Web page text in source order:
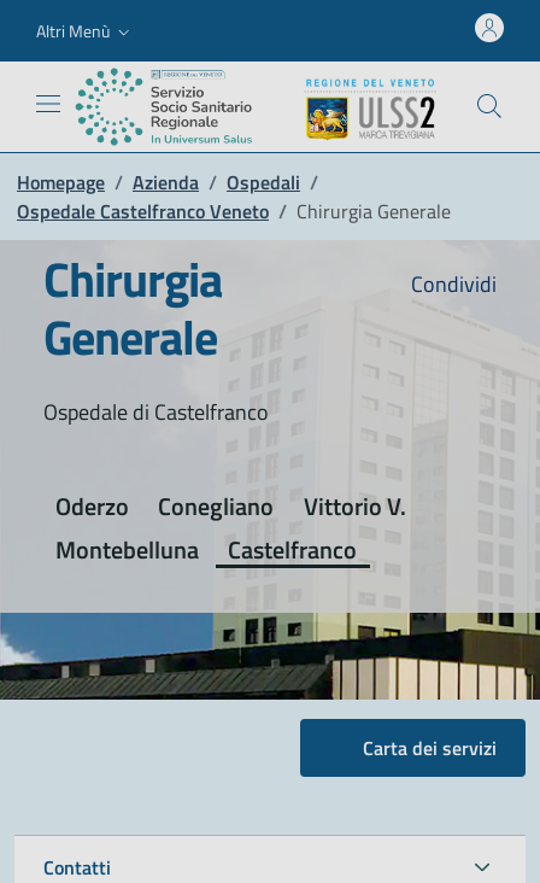
Altri Menù
Homepage / Azienda / Ospedali /
Ospedale Castelfranco Veneto / Chirurgia Generale
Condividi
Chirurgia
Generale
Ospedale di Castelfranco
Oderzo Conegliano
Vittorio V.
Montebelluna
Castelfranco
Carta dei servizi
Contatti